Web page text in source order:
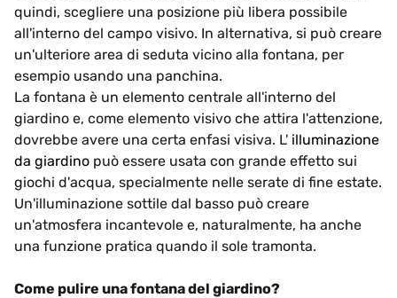
quindi, scegliere una posizione più libera possibile
all'interno del campo visivo. In alternativa, si può creare
un'ulteriore area di seduta vicino alla fontana, per
esempio usando una panchina.
La fontana è un elemento centrale all'interno del
giardino e, come elemento visivo che attira l'attenzione,
dovrebbe avere una certa enfasi visiva. L' illuminazione
da giardino può essere usata con grande effetto sui
giochi d'acqua, specialmente nelle serate di fine estate.
Un'illuminazione sottile dal basso può creare
un'atmosfera incantevole e, naturalmente, ha anche
una funzione pratica quando il sole tramonta.
Come pulire una fontana del giardino?